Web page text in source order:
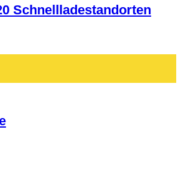
Schnellladestandorten